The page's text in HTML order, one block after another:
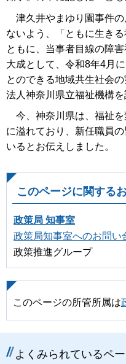
津久井やまゆり園事件の
ないよう、「ともに生き
ともに、当事者目線の障
大成として、令和8年4月
とのできる地域共生社会
法人神奈川県立福祉機構を
今、神奈川県は、福祉を
に溢れており、新任職員
いるとお伝えしました。
このページに関する
政策局 知事室
政策局知事室へのお問い
政策推進グループ
このページの所管所属は
よくみられているペ